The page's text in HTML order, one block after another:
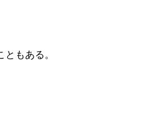
もある。